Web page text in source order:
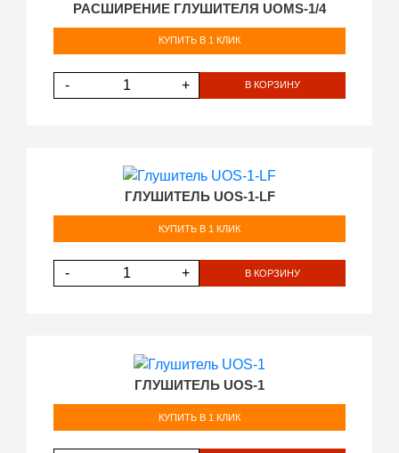
РАСШИРЕНИЕ ГЛУШИТЕЛЯ UOMS-1/4
КУПИТЬ В 1 КЛИК
- + В КОРЗИНУ
ГЛУШИТЕЛЬ UOS-1-LF
КУПИТЬ В 1 КЛИК
- + В КОРЗИНУ
ГЛУШИТЕЛЬ UOS-1
КУПИТЬ В 1 КЛИК